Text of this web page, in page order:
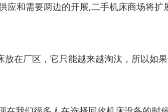
和需要两边的开展,二手机床商场将扩
在厂区，它只能越来越淘汰，所以如果